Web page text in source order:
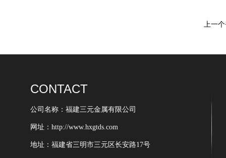
上一
CONTACT
公司名称：福建三元金属有限公司
网址：http://www.hxgtds.com
地址：福建省三明市三元区长安路17号